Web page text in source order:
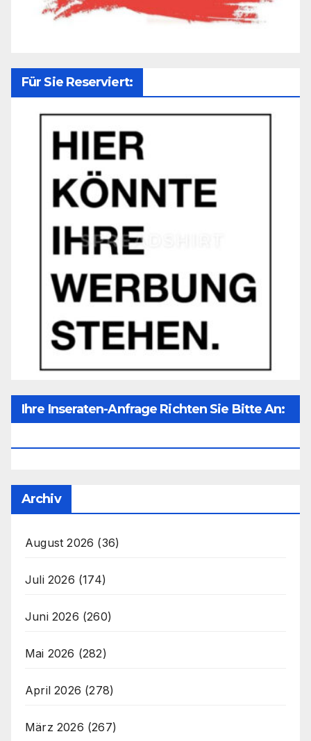
Für Sie Reserviert:
Ihre Inseraten-Anfrage Richten Sie Bitte An:
Archiv
August 2026 (36)
Juli 2026 (174)
Juni 2026 (260)
Mai 2026 (282)
April 2026 (278)
März 2026 (267)